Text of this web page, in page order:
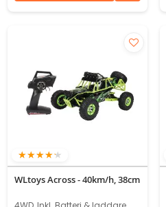
83%
WLtoys Across - 40km/h, 38cm